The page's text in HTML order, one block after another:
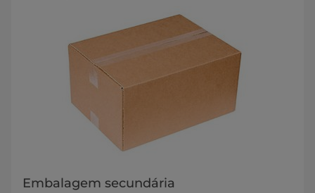
Embalagem secundária